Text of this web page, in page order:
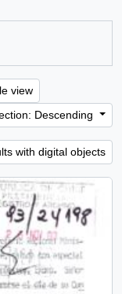
view
Descending
with digital objects